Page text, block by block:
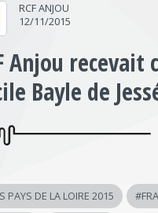
RCF ANJOU
12/11/2015
Anjou
Bayle de
PAYS DE LA LOIRE 2015 #